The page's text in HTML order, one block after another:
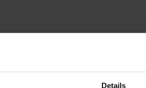
Details
e sessioni con pesi, oltre a
Buona scelta per chi ha poco